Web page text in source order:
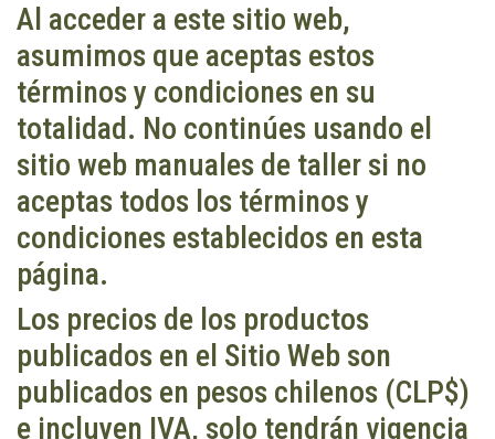
Al acceder a este sitio web,
asumimos que aceptas estos
términos y condiciones en su
totalidad. No continúes usando el
sitio web manuales de taller si no
aceptas todos los términos y
condiciones establecidos en esta
página.
Los precios de los productos
publicados en el Sitio Web son
publicados en pesos chilenos (CLP$)
e incluyen IVA, solo tendrán vigencia